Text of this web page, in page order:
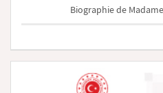
Biographie de